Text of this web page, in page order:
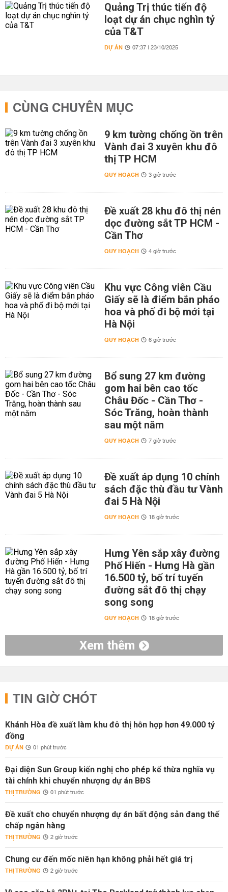
Quảng Trị thúc tiến độ
loạt dự án chục nghìn tỷ
của T&T
DỰ ÁN 07:37 | 23/10/2025
CÙNG CHUYÊN MỤC
9 km tường chống ồn trên
Vành đai 3 xuyên khu đô
thị TP HCM
QUY HOẠCH 3 giờ trước
Đề xuất 28 khu đô thị nén
dọc đường sắt TP HCM -
Cần Thơ
QUY HOẠCH 4 giờ trước
Khu vực Công viên Cầu
Giấy sẽ là điểm bắn pháo
hoa và phố đi bộ mới tại
Hà Nội
QUY HOẠCH 6 giờ trước
Bổ sung 27 km đường
gom hai bên cao tốc
Châu Đốc - Cần Thơ -
Sóc Trăng, hoàn thành
sau một năm
QUY HOẠCH 7 giờ trước
Đề xuất áp dụng 10 chính
sách đặc thù đầu tư Vành
đai 5 Hà Nội
QUY HOẠCH 18 giờ trước
Hưng Yên sắp xây đường
Phố Hiến - Hưng Hà gần
16.500 tỷ, bố trí tuyến
đường sắt đô thị chạy
song song
QUY HOẠCH 18 giờ trước
Xem thêm
TIN GIỜ CHÓT
Khánh Hòa đề xuất làm khu đô thị hỗn hợp hơn 49.000 tỷ
đồng
DỰ ÁN 01 phút trước
Đại diện Sun Group kiến nghị cho phép kế thừa nghĩa vụ
tài chính khi chuyển nhượng dự án BĐS
THỊ TRƯỜNG 01 phút trước
Đề xuất cho chuyển nhượng dự án bất động sản đang thế
chấp ngân hàng
THỊ TRƯỜNG 2 giờ trước
Chung cư đến mốc niên hạn không phải hết giá trị
THỊ TRƯỜNG 2 giờ trước